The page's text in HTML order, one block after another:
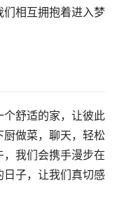
相互拥抱着进入梦
舒适的家，让彼此
做菜，聊天，轻松
我们会携手漫步在
子，让我们真切感